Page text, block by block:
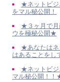
★ネットビジ
をマル秘公開！
★３ヶ月で月
ウを極秘公開★
★あなたはネ
はあることをし
★ネットビジ
マル秘公開！！